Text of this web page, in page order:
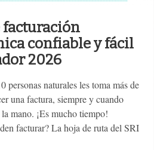
facturación
confiable y fácil
2026
personas naturales les toma más de
una factura, siempre y cuando
mano. ¡Es mucho tiempo!
facturar? La hoja de ruta del SRI